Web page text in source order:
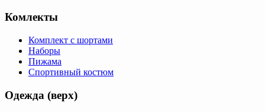
Комлекты
Комплект с шортами
Наборы
Пижама
Спортивный костюм
Одежда (верх)